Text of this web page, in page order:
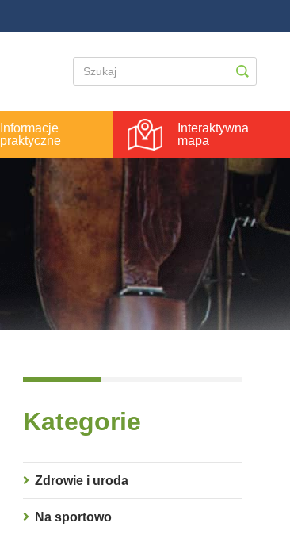
Informacje
praktyczne
Interaktywna
mapa
Kategorie
Zdrowie i uroda
Na sportowo